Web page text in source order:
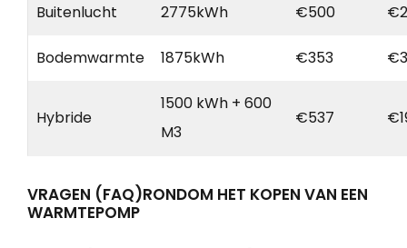
Buitenlucht 2775kWh €500
Bodemwarmte 1875kWh €353
Hybride
1500 kWh + 600
M3
€537
VRAGEN (FAQ)RONDOM HET KOPEN VAN EEN
WARMTEPOMP